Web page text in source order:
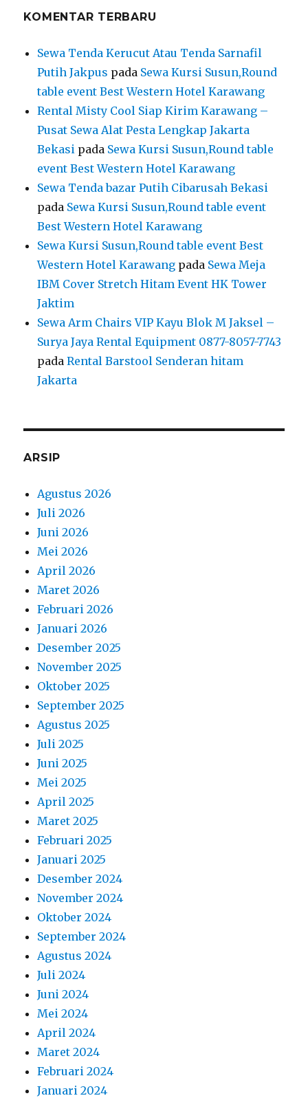
KOMENTAR TERBARU
Sewa Tenda Kerucut Atau Tenda Sarnafil
Putih Jakpus pada Sewa Kursi Susun,Round
table event Best Western Hotel Karawang
Rental Misty Cool Siap Kirim Karawang –
Pusat Sewa Alat Pesta Lengkap Jakarta
Bekasi pada Sewa Kursi Susun,Round table
event Best Western Hotel Karawang
Sewa Tenda bazar Putih Cibarusah Bekasi
pada Sewa Kursi Susun,Round table event
Best Western Hotel Karawang
Sewa Kursi Susun,Round table event Best
Western Hotel Karawang pada Sewa Meja
IBM Cover Stretch Hitam Event HK Tower
Jaktim
Sewa Arm Chairs VIP Kayu Blok M Jaksel –
Surya Jaya Rental Equipment 0877-8057-7743
padaRental Barstool Senderan hitam
Jakarta
ARSIP
Agustus 2026
Juli 2026
Juni 2026
Mei 2026
April 2026
Maret 2026
Februari 2026
Januari 2026
Desember 2025
November 2025
Oktober 2025
September 2025
Agustus 2025
Juli 2025
Juni 2025
Mei 2025
April 2025
Maret 2025
Februari 2025
Januari 2025
Desember 2024
November 2024
Oktober 2024
September 2024
Agustus 2024
Juli 2024
Juni 2024
Mei 2024
April 2024
Maret 2024
Februari 2024
Januari 2024